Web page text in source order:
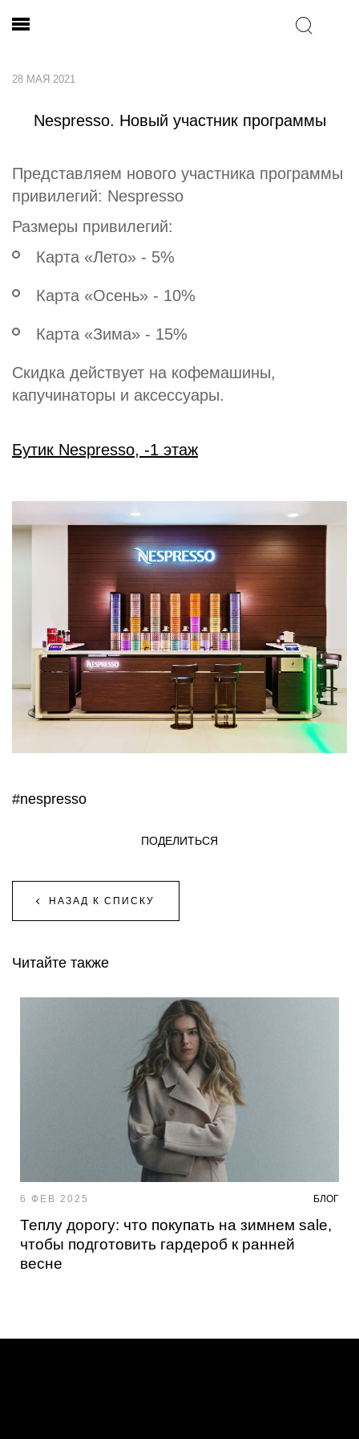
28 МАЯ 2021
Nespresso. Новый участник программы
Представляем нового участника программы
привилегий: Nespresso
Размеры привилегий:
Карта «Лето» - 5%
Карта «Осень» - 10%
Карта «Зима» - 15%
Скидка действует на кофемашины,
капучинаторы и аксессуары.
Бутик Nespresso, -1 этаж
#nespresso
НАЗАД К СПИСКУ
ПОДЕЛИТЬСЯ
Читайте также
6 ФЕВ 2025 БЛОГ
Теплу дорогу: что покупать на зимнем sale,
чтобы подготовить гардероб к ранней
весне